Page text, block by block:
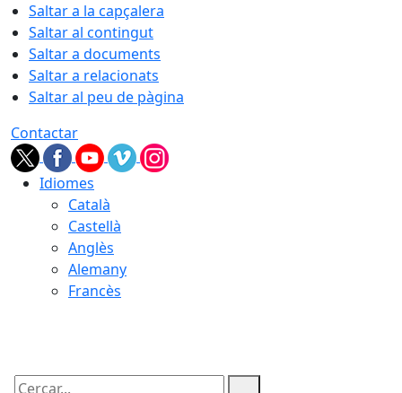
Saltar a la capçalera
Saltar al contingut
Saltar a documents
Saltar a relacionats
Saltar al peu de pàgina
Contactar
Idiomes
Català
Castellà
Anglès
Alemany
Francès